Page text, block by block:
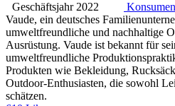
Geschäftsjahr 2022
Vaude, ein deutsches
umweltfreundliche und nachhaltige
Ausrüstung. Vaude ist bekannt für
umweltfreundliche
Produkten wie Bekleidung,
Outdoor-Enthusiasten, die sowohl
schätzen.